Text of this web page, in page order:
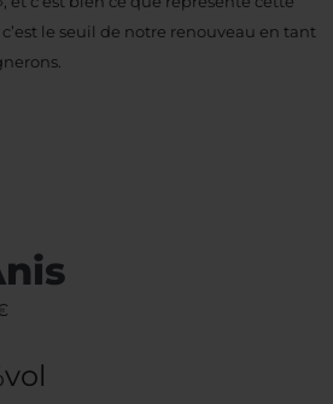
c’est le seuil de notre renouveau en tant